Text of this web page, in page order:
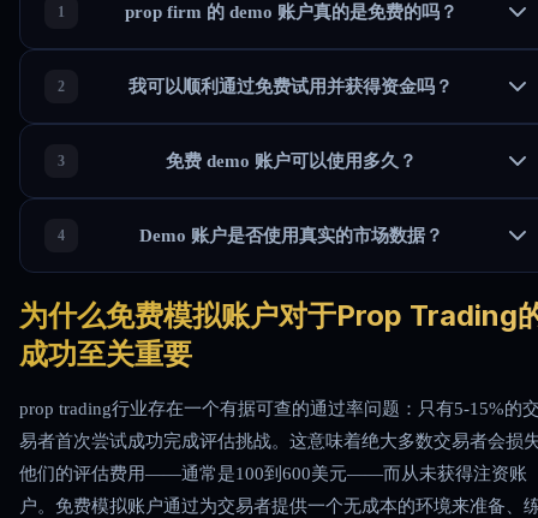
prop firm 的 demo 账户真的是免费的吗？
我可以顺利通过免费试用并获得资金吗？
免费 demo 账户可以使用多久？
Demo 账户是否使用真实的市场数据？
为什么免费模拟账户对于Prop Trading
成功至关重要
prop trading行业存在一个有据可查的通过率问题：只有5-15%的
易者首次尝试成功完成评估挑战。这意味着绝大多数交易者会损
他们的评估费用——通常是100到600美元——而从未获得注资账
户。免费模拟账户通过为交易者提供一个无成本的环境来准备、